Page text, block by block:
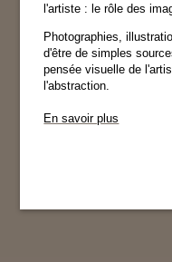
l'artiste : le rôle des
Photographies,
d'être de simples
pensée visuelle de
l'abstraction.
En savoir plus